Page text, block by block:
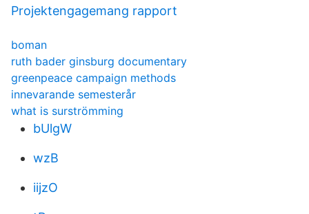
Projektengagemang rapport
boman
ruth bader ginsburg documentary
greenpeace campaign methods
innevarande semesterår
what is surströmming
bUlgW
wzB
iijzO